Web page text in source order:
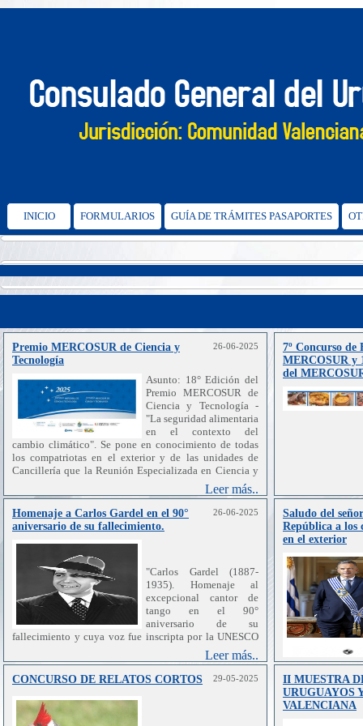
INICIO FORMULARIOS GUÍA DE TRÁMITES PASAPORTES
Premio MERCOSUR de Ciencia y
Tecnología
26-06-2025
Asunto: 18° Edición del
Premio MERCOSUR de
Ciencia y Tecnología -
"La seguridad alimentaria
en el contexto del
cambio climático". Se pone en conocimiento de todas
los compatriotas en el exterior y de las unidades de
Cancillería que la Reunión Especializada en Ciencia y
Tecnología del MERCOSUR (RECyT) hizo el
lanzamiento de la 18° Edición 2025 del Premio
MERCOSUR de Ciencia y Tecnología con el tema "La
seguridad alimentaria en el contexto del cambio
climático". El mencionado Premio tiene como objetivo
jóvenes investigadores/as y equipos de investigación,
que representen un potencial aporte al desarrollo
científico y tecnológico de los Estados Partes del
MERCOSUR y Estados Asociados. Asimismo, el Premio
tiene entre sus cometidos fomentar la investigación y la
innovación científica y tecnológica en el MERCOSUR,
y contribuir al proceso de integración regional entre los
Estados Partes del MERCOSUR y Estados Asociados,
incrementando la difusión de los logros y avances en
materia de desarrollo científico y tecnológico en la
investigadores/as y estudiantes nacionales o residentes
de los Estados Partes o Asociados al MERCOSUR, y el
Leer más..
7º Concurso
MERCOSUR y
del
Homenaje a Carlos Gardel en el 90°
aniversario de su fallecimiento.
26-06-2025
"Carlos Gardel (1887-
1935). Homenaje al
excepcional cantor de
tango en el 90°
aniversario de su
fallecimiento y cuya voz fue inscripta por la UNESCO
en el Registro Internacional del Programa Memoria del
Mundo en 2003 y en el Registro Regional para América
Latina y el Caribe en 2011".
Leer más..
Saludo del
República a los
en el exterior
CONCURSO DE RELATOS CORTOS 29-05-2025
II MUESTRA
URUGUAYOS
VALENCIANA